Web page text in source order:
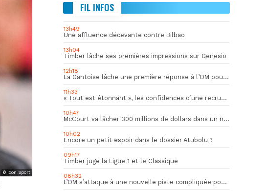
© Icon Sport
FIL INFOS
13h49
Une affluence décevante contre Bilbao
13h04
Timber lâche ses premières impressions sur Genesio
12h18
La Gantoise lâche une première réponse à l’OM pour Goore
11h33
« Tout est étonnant », les confidences d’une recrue du mercato hivernal de l’OM
10h47
McCourt va lâcher 300 millions de dollars dans un nouveau projet
10h02
Encore un petit espoir dans le dossier Atubolu ?
09h17
Timber juge la Ligue 1 et le Classique
08h32
L’OM s’attaque à une nouvelle piste compliquée pour la succession de Rulli